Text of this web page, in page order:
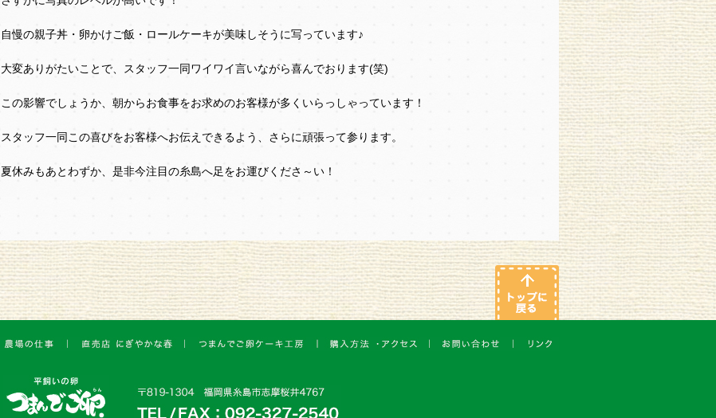
自慢の親子丼・卵かけご飯・ロールケーキが美味しそうに写っています♪
大変ありがたいことで、スタッフ一同ワイワイ言いながら喜んでおります(笑)
この影響でしょうか、朝からお食事をお求めのお客様が多くいらっしゃっています！
スタッフ一同この喜びをお客様へお伝えできるよう、さらに頑張って参ります。
夏休みもあとわずか、是非今注目の糸島へ足をお運びくださ～い！